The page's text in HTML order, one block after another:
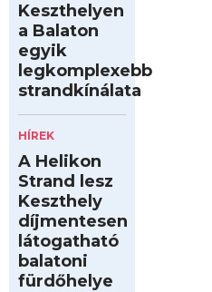
Keszthelyen
a Balaton
egyik
legkomplexebb
strandkínálata
HÍREK
A Helikon
Strand lesz
Keszthely
díjmentesen
látogatható
balatoni
fürdőhelye